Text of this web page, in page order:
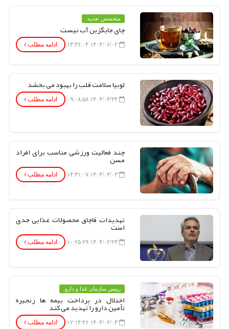
متخصص تغذیه:
چای جایگزین آب نیست
۱۴۰۴/۰۶/۰۲ ۱۳:۳۶:۰۴ ادامه مطلب
لوبیا سلامت قلب را بهبود می بخشد
۱۴۰۴/۰۴/۲۴ ۰۹:۰۸:۵۸ ادامه مطلب
چند فعالیت ورزشی مناسب برای افراد
مسن
۱۴۰۴/۰۳/۰۳ ۱۴:۴۱:۰۷ ادامه مطلب
تهدیدات قاچاق محصولات غذایی جدی
است
۱۴۰۴/۰۲/۲۳ ۱۰:۲۵:۲۹ ادامه مطلب
رییس سازمان غذا و دارو:
اختلال در پرداخت بیمه ها زنجیره
تأمین دارو را تهدید می کند
۱۴۰۴/۰۲/۰۳ ۱۲:۱۴:۴۶ ادامه مطلب